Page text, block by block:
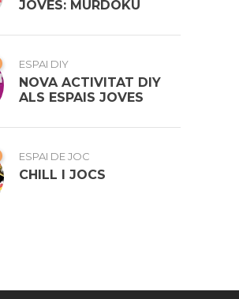
JOVES: MURDOKU
ESPAI DIY
NOVA ACTIVITAT DIY
ALS ESPAIS JOVES
ESPAI DE JOC
CHILL I JOCS